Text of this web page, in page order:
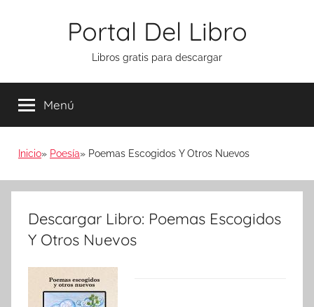
Portal Del Libro
Libros gratis para descargar
Menú
Inicio Poesía Poemas Escogidos Y Otros Nuevos
Descargar Libro: Poemas Escogidos
Y Otros Nuevos